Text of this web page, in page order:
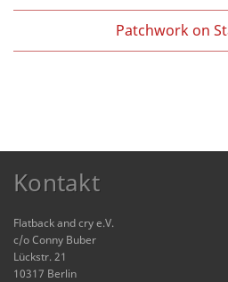
Patchwork on
Kontakt
Flatback and cry e.V.
c/o Conny Buber
Lückstr. 21
10317 Berlin